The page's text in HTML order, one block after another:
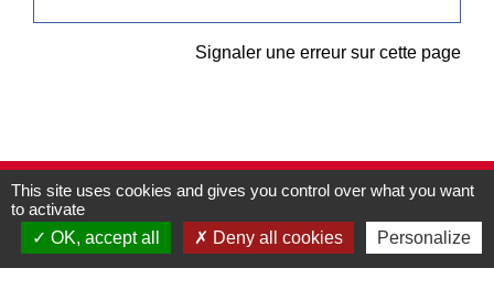
Signaler une erreur sur cette page
Contacts
Commune de Pullay
2 rue des Rossignols
27130 Pullay - FRANCE
This site uses cookies and gives you control over what you want
to activate
OK, accept all
Deny all cookies Personalize